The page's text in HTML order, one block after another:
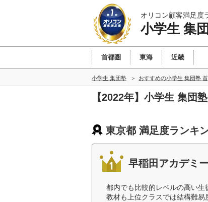
オリコン顧客満足度
小学生 集
首都圏 東海 近畿
小学生 集団塾 おすすめの小学生 集団塾
【2022年】小学生 集団
東京都 満足度ランキ
早稲田アカデミー
都内でも比較的レベルの高い生
教材も上位クラスでは結構難